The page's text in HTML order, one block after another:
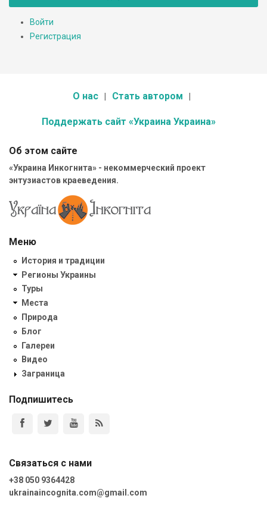
Войти
Регистрация
О нас Стать автором
Поддержать сайт «Украина Украина»
Об этом сайте
«Украина Инкогнита» - некоммерческий проект
энтузиастов краеведения.
Меню
История и традиции
Регионы Украины
Туры
Места
Природа
Блог
Галереи
Видео
Заграница
Подпишитесь
Связаться с нами
+38 050 9364428
ukrainaincognita.com@gmail.com